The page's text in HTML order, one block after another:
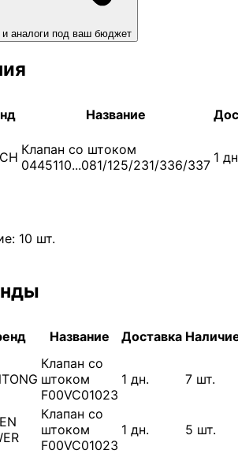
аналоги под ваш бюджет
Название
Клапан со штоком
0445110...081/125/231/336/337 1
10 шт.
Название Доставка
Клапан со
штоком
F00VC01023
1 дн. 7 шт.
Клапан со
штоком
F00VC01023
1 дн. 5 шт.